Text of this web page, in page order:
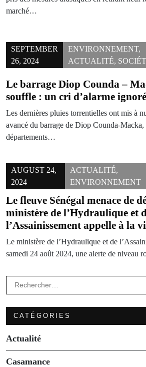
marché…
SEPTEMBER
26, 2024
ENVIRONNEMENT,
ACTUALITÉ,
Le barrage Diop Counda –
souffle : un cri d’alarme ignoré
Les dernières pluies torrentielles ont mis à
avancé du barrage de Diop Counda-Macka,
départements…
AUGUST 24,
2024
ACTUALITÉ,
ENVIRONNEMENT
Le fleuve Sénégal menace de
ministère de l’Hydraulique et
l’Assainissement appelle à la
Le ministère de l’Hydraulique et de
samedi 24 août 2024, une alerte de niveau
Rechercher :
CATÉGORIES
Actualité
Casamance